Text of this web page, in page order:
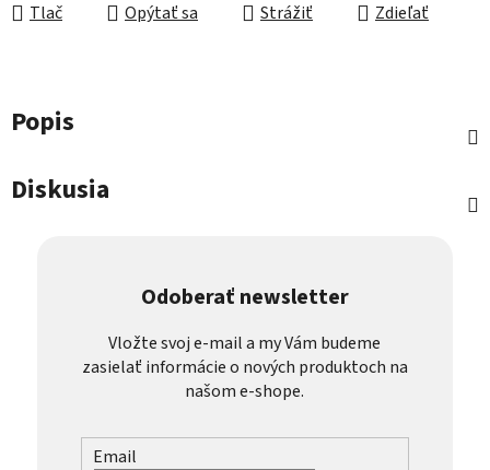
Tlač Opýtať sa Strážiť Zdieľať
Popis
Diskusia
Odoberať newsletter
Vložte svoj e-mail a my Vám budeme
zasielať informácie o nových produktoch na
našom e-shope.
Email